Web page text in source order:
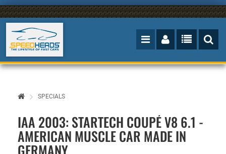
SPECIALS
IAA 2003: STARTECH COUPÉ V8 6.1 -
AMERICAN MUSCLE CAR MADE IN